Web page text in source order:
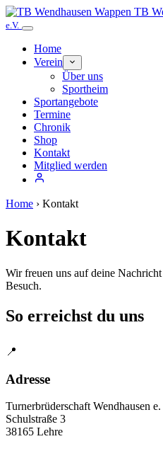
TB
e.V.
Home
Verein
Über uns
Sportheim
Sportangebote
Termine
Chronik
Shop
Kontakt
Mitglied werden
Home › Kontakt
Kontakt
Wir freuen uns auf deine
Besuch.
So erreichst du uns
📍
Adresse
Turnerbrüderschaft Wendhausen e.
Schulstraße 3
38165 Lehre